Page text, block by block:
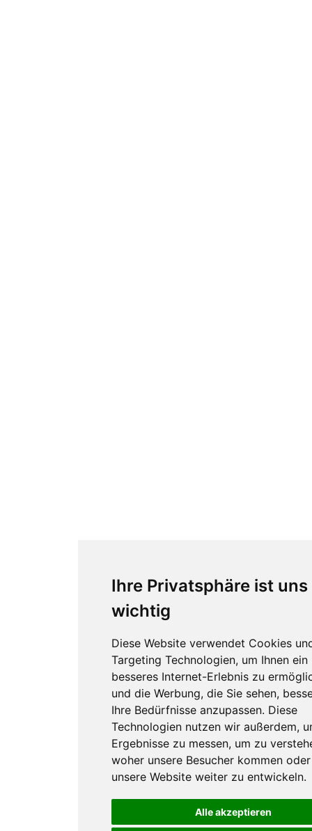
Ihre Privatsphäre ist uns
wichtig
Diese Website verwendet Cookies
Targeting Technologien, um Ihnen ein
besseres Internet-Erlebnis zu
und die Werbung, die Sie sehen,
Ihre Bedürfnisse anzupassen. Diese
Technologien nutzen wir außerdem,
Ergebnisse zu messen, um zu
woher unsere Besucher kommen
unsere Website weiter zu entwickeln.
Alle akzeptieren